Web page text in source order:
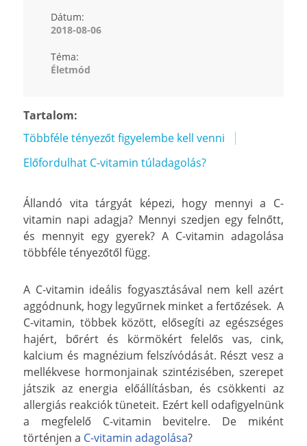
Dátum:
2018-08-06
Téma:
Életmód
Tartalom:
Többféle tényezőt figyelembe kell venni
Előfordulhat C-vitamin túladagolás?
Állandó vita tárgyát képezi, hogy mennyi a C-
vitamin napi adagja? Mennyi szedjen egy felnőtt,
és mennyit egy gyerek? A C-vitamin adagolása
többféle tényezőtől függ.
A C-vitamin ideális fogyasztásával nem kell azért
aggódnunk, hogy legyűrnek minket a fertőzések. A
C-vitamin, többek között, elősegíti az egészséges
hajért, bőrért és körmökért felelős vas, cink,
kalcium és magnézium felszívódását. Részt vesz a
mellékvese hormonjainak szintézisében, szerepet
játszik az energia előállításban, és csökkenti az
allergiás reakciók tüneteit. Ezért kell odafigyelnünk
a megfelelő C-vitamin bevitelre. De miként
történjen a C-vitamin adagolása?